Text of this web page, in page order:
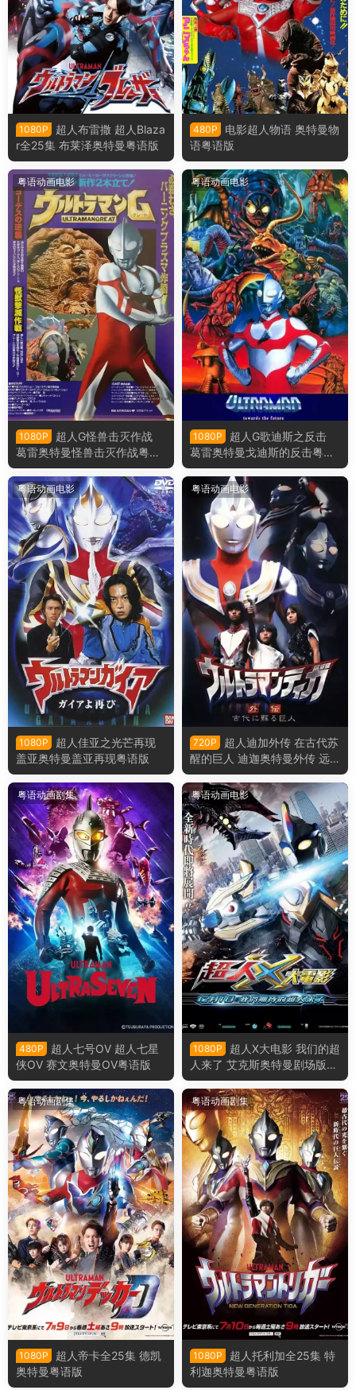
1080P
超人布雷撒 超人Blaza
r全25集 布莱泽奥特曼粤语版
480P
电影超人物语 奥特曼物
语粤语版
粤语动画电影
1080P
超人G怪兽击灭作战
葛雷奥特曼怪兽击灭作战粤语
版
粤语动画电影
1080P
超人G歌迪斯之反击
葛雷奥特曼戈迪斯的反击粤语
版
粤语动画电影
1080P
超人佳亚之光芒再现
盖亚奥特曼盖亚再现粤语版
粤语动画电影
720P
超人迪加外传 在古代苏
醒的巨人 迪迦奥特曼外传 远
古复苏的巨人粤语版
粤语动画剧集
480P
超人七号OV 超人七星
侠OV 赛文奥特曼OV粤语版
粤语动画电影
1080P
超人X大电影 我们的超
人来了 艾克斯奥特曼剧场版：
来了！我们的奥特曼粤语版
粤语动画剧集
1080P
超人帝卡全25集 德凯
奥特曼粤语版
粤语动画剧集
1080P
超人托利加全25集 特
利迦奥特曼粤语版